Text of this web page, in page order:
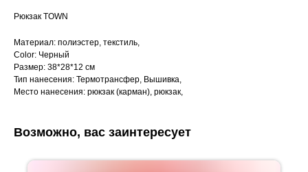
Рюкзак TOWN
Материал: полиэстер, текстиль,
Color: Черный
Размер: 38*28*12 см
Тип нанесения: Термотрансфер, Вышивка,
Место нанесения: рюкзак (карман), рюкзак,
Возможно, вас заинтересует